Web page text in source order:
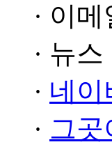
· 이메
· 뉴
· 네
· 그